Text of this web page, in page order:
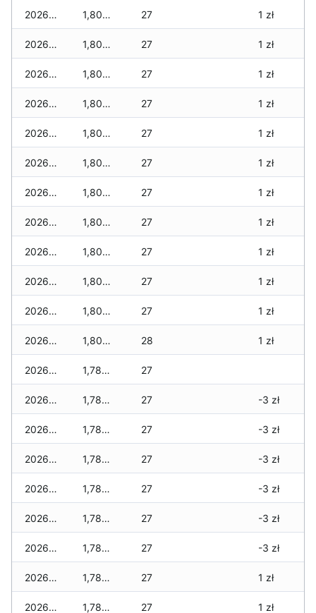
2026-03-06 1,805 zł 27 1 zł
2026-03-05 1,805 zł 27 1 zł
2026-03-04 1,805 zł 27 1 zł
2026-03-03 1,805 zł 27 1 zł
2026-03-02 1,805 zł 27 1 zł
2026-03-01 1,805 zł 27 1 zł
2026-02-27 1,805 zł 27 1 zł
2026-02-26 1,805 zł 27 1 zł
2026-02-25 1,805 zł 27 1 zł
2026-02-24 1,805 zł 27 1 zł
2026-02-23 1,805 zł 27 1 zł
2026-02-22 1,805 zł 28 1 zł
2026-02-21 1,780 zł 27
2026-02-20 1,780 zł 27 -3 zł
2026-02-19 1,780 zł 27 -3 zł
2026-02-18 1,780 zł 27 -3 zł
2026-02-17 1,780 zł 27 -3 zł
2026-02-16 1,780 zł 27 -3 zł
2026-02-15 1,780 zł 27 -3 zł
2026-02-14 1,780 zł 27 1 zł
2026-02-13 1,780 zł 27 1 zł